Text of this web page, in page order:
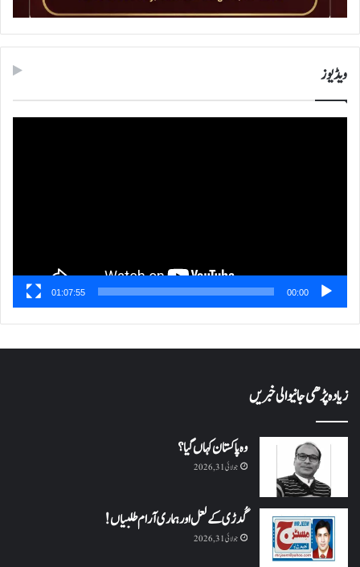
ویڈیوز
00:00
01:07:55
زیادہ پڑھی جانیوالی خبریں
وہ پاکستان کہاں گیا؟
جولائی 31, 2026
گُدڑی کے لعل اور ہماری آرام طلبیاں!
جولائی 31, 2026